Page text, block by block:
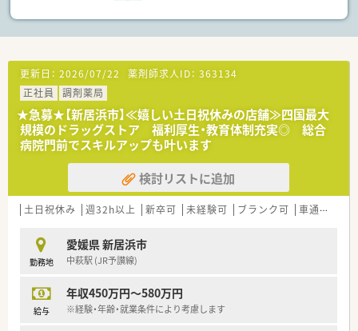
【職場環境と雰囲気】
■店舗スタッフは少人数ですが、併設されている店舗の従業員と
■野心家や向上心の高いスタッフが多く在籍しており、互いに刺
激を受けながらチャレンジできる風通しの良い環境です。
■20代から30代の若手からベテランまで幅広い世代が活躍して
おり、人間関係も良好で働きやすい職場です。
更新日： 2026/07/22 薬剤師求人ID： 363134
正社員
調剤薬局
★急募★【新居浜市】≪嬉しい土日祝休みの店舗≫四国最大
規模のドラッグストア 福利厚生・教育体制充実◎ 総合
病院門前でスキルアップも叶います
検討リストに追加
土日祝休み 週32h以上 新卒可 未経験可 ブランク可 車通勤可
勤務地
愛媛県 新居浜市
中萩駅 (JR予讃線)
給与
年収450万円～580万円
※経験・年齢・就業条件により考慮します